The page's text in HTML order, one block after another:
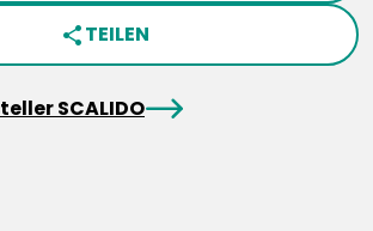
share TEILEN
SCALIDOarrowRight